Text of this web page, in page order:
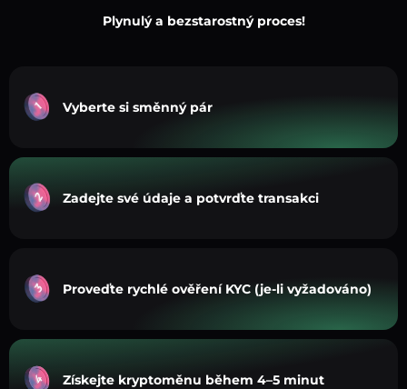
Plynulý a bezstarostný proces!
Vyberte si směnný pár
Zadejte své údaje a potvrďte transakci
Proveďte rychlé ověření KYC (je-li vyžadováno)
Získejte kryptoměnu během 4–5 minut